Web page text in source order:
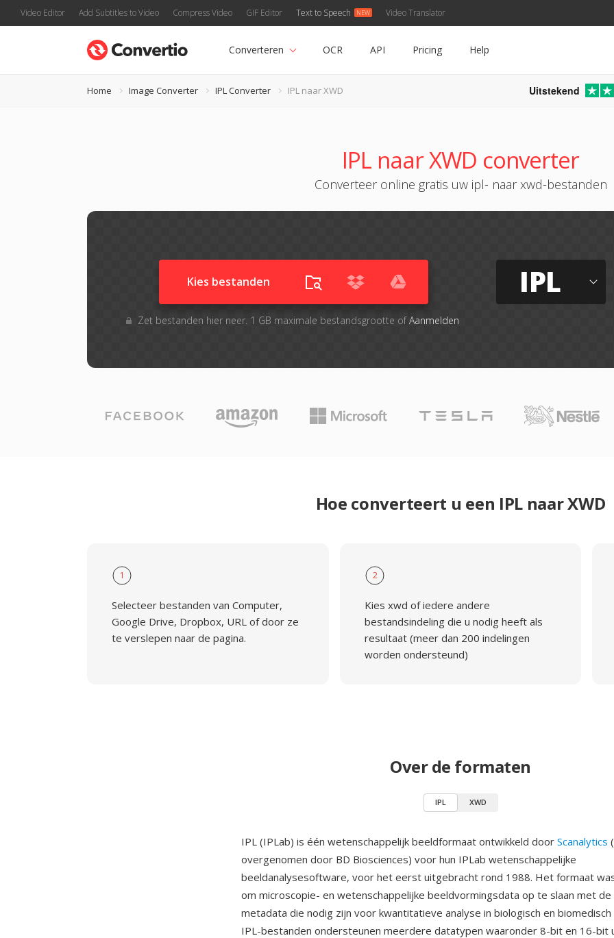
Video Editor Add Subtitles to Video Compress Video GIF Editor Text to Speech Video Translator
Converteren OCR API Pricing Help
Home Image Converter IPL Converter IPL naar XWD Uitstekend
IPL naar XWD converter
Converteer online gratis uw ipl- naar xwd-bestanden
Kies bestanden
Zet bestanden hier neer. 1 GB maximale bestandsgrootte ofAanmelden
IPL
Hoe converteert u een IPL naar XWD
1
Selecteer bestanden van Computer,
Google Drive, Dropbox, URL of door ze
te verslepen naar de pagina.
2
Kies xwd of iedere andere
bestandsindeling die u nodig heeft als
resultaat (meer dan 200 indelingen
worden ondersteund)
Over de formaten
IPL XWD
IPL (IPLab) is één wetenschappelijk beeldformaat ontwikkeld door Scanalytics
overgenomen door BD Biosciences) voor hun IPLab wetenschappelijke
beeldanalysesoftware, voor het eerst uitgebracht rond 1988. Het formaat
om microscopie- en wetenschappelijke beeldvormingsdata op te slaan met de
metadata die nodig zijn voor kwantitatieve analyse in biologisch en
IPL-bestanden ondersteunen meerdere datatypen waaronder 8-bit en 16-bit